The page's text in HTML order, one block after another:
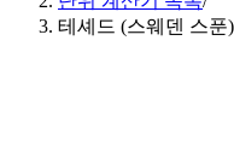
테셰드 (스웨덴 스